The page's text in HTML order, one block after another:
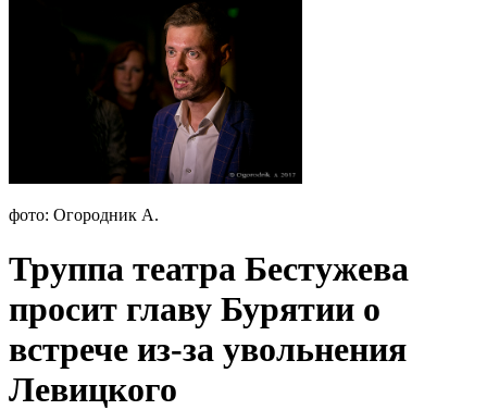
фото: Огородник А.
Труппа театра Бестужева
просит главу Бурятии о
встрече из-за увольнения
Левицкого